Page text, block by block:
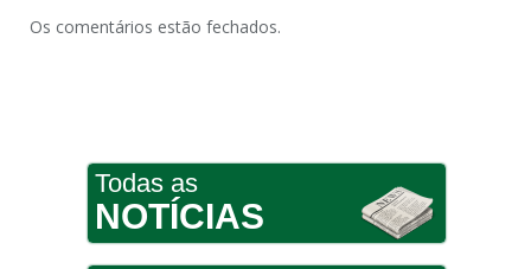
Os comentários estão fechados.
Todas as
NOTÍCIAS